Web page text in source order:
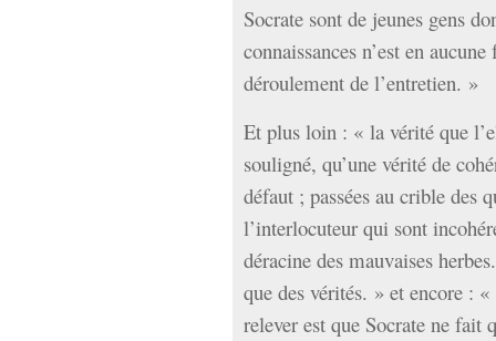
Socrate sont de jeunes gens
connaissances n’est en
déroulement de l’entretien. »
Et plus loin : « la vérité que
souligné, qu’une vérité de
défaut ; passées au crible des
l’interlocuteur qui sont
déracine des mauvaises
que des vérités. » et encore :
relever est que Socrate ne fait